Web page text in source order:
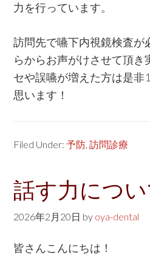
力を行っています。
訪問先で嚥下内視鏡検査が
らからお声がけさせて頂き
セや誤嚥が増えた方は是非
思います！
Filed Under:予防,訪問診療
話す力につい
2026年2月20日 by oya-dental
皆さんこんにちは！